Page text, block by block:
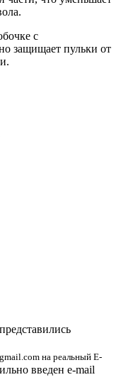
с
защищает пульки от
на реальный E-
введен e-mail